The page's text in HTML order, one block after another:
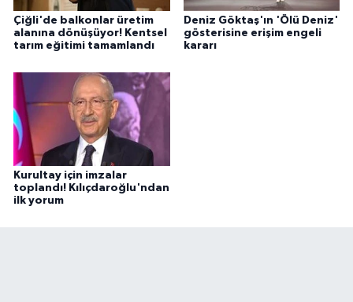
Çiğli'de balkonlar üretim
alanına dönüşüyor! Kentsel
tarım eğitimi tamamlandı
Deniz Göktaş'ın 'Ölü Deniz'
gösterisine erişim engeli
kararı
Kurultay için imzalar
toplandı! Kılıçdaroğlu'ndan
ilk yorum